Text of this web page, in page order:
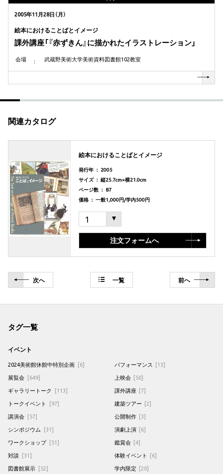
2005年11月28日（月）
絵本におけることばとイメージ
課外講座「『赤ずきん』に描かれたイラストレーション」
会場 武蔵野美術大学美術資料図書館102教室
関連カタログ
絵本におけることばとイメージ
発行年 ： 2005
サイズ ： 縦25.7cm×横21.0cm
ページ数 ： 87
価格 ： 一般1,000円/学内500円
注文フォームへ
次へ 一覧 前へ
タグ一覧
イベント
2024美術館休館中特別企画 [6]
展覧会 [649]
ギャラリートーク [113]
トークイベント [97]
講演会 [57]
シンポジウム [31]
ワークショップ [51]
対談 [31]
図書館展示 [52]
パフォーマンス [13]
上映会 [50]
課外講座 [7]
建築ツアー [2]
公開制作 [3]
演劇上演 [6]
鑑賞会 [4]
体験イベント [6]
学内限定 [20]